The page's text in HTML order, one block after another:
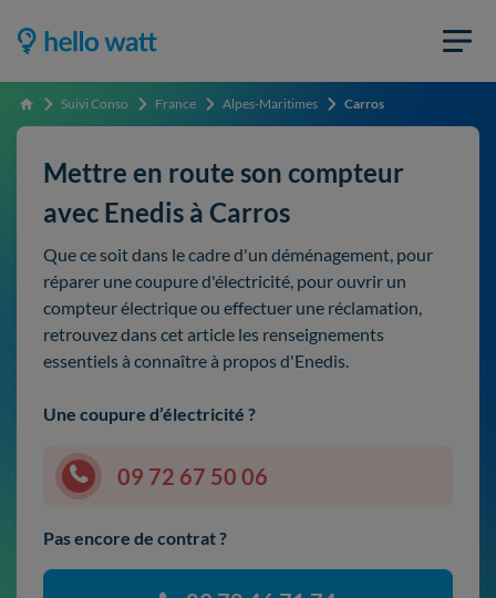
Accueil Suivi Conso France Alpes-Maritimes Carros
Mettre en route son compteur
avec Enedis à Carros
Que ce soit dans le cadre d'un déménagement, pour
réparer une coupure d'électricité, pour ouvrir un
compteur électrique ou effectuer une réclamation,
retrouvez dans cet article les renseignements
essentiels à connaître à propos d'Enedis.
Une coupure d’électricité ?
09 72 67 50 06
Pas encore de contrat ?